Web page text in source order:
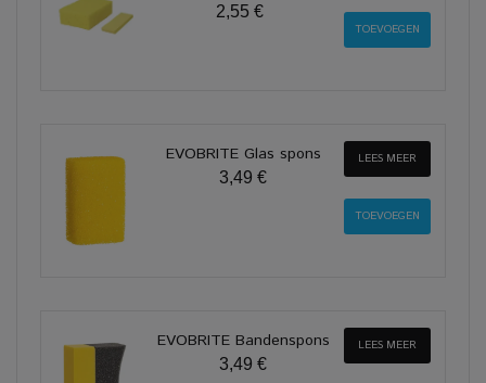
2,55 €
EVOBRITE Glas spons
3,49 €
LEES MEER
EVOBRITE Bandenspons
3,49 €
LEES MEER